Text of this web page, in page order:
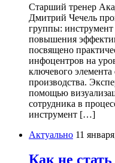
Старший тренер
Дмитрий Чечель
группы: инструмент
повышения
посвящено
инфоцентров на
ключевого
производства.
помощью
сотрудника в
инструмент […]
Актуально 11
Как не